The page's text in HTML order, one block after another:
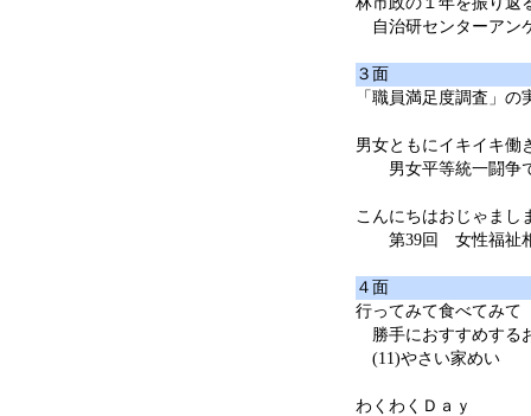
自治研センターアン
３面
「職員満足度調査」の
男女ともにイキイキ働
男女平等統一闘争
こんにちはおじゃまし
第39回 女性福祉
４面
行ってみて食べてみて
勝手におすすめする
(11)やさい家めい
わくわくＤａｙ